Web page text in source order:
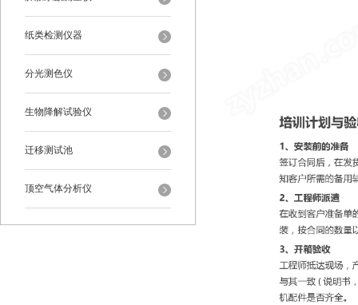
纸类检测仪器
分光测色仪
生物降解试验仪
迁移测试池
顶空气体分析仪